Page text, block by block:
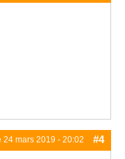
24 mars 2019 - 20:02 #4